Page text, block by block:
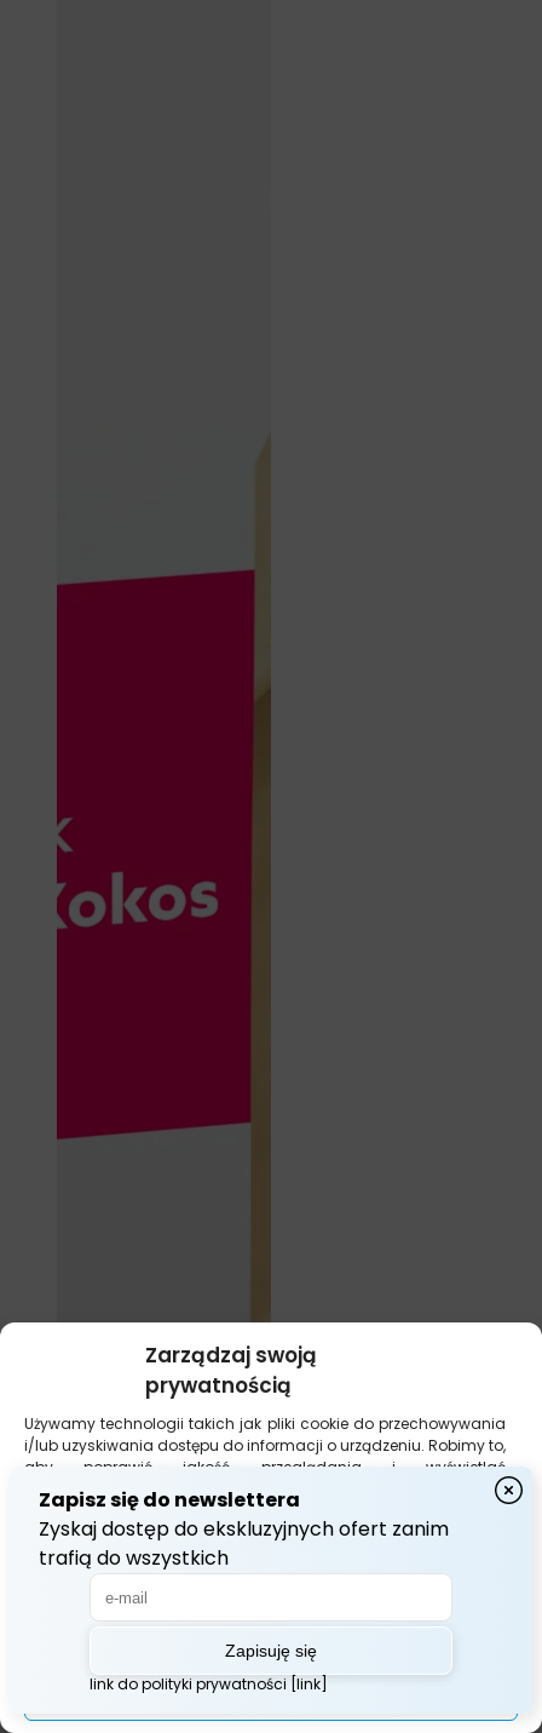
Zarządzaj swoją
prywatnością
Używamy technologii takich jak pliki cookie do przechowywania
i/lub uzyskiwania dostępu do informacji o urządzeniu. Robimy to,
aby poprawić jakość przeglądania i wyświetlać
(nie)spersonalizowane reklamy. Wyrażenie zgody na te
technologie umożliwi nam przetwarzanie danych, takich jak
zachowanie podczas przeglądania lub unikalne identyfikatory
na tej stronie. Brak wyrażenia zgody lub jej wycofanie może
niekorzystnie wpłynąć na niektóre cechy i funkcje.
Akceptuj Wszystko
Zarządzaj opcjami